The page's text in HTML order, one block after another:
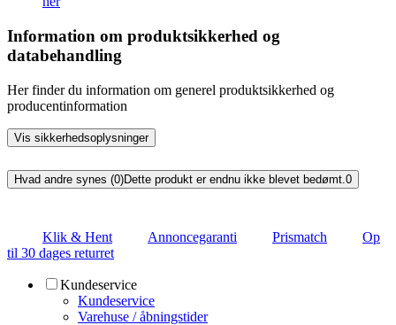
Information om produktsikkerhed og
databehandling
Her finder du information om generel produktsikkerhed og
producentinformation
Vis sikkerhedsoplysninger
Hvad andre synes (0)Dette produkt er endnu ikke blevet bedømt. 0
Klik & Hent Annoncegaranti Prismatch
Op
til 30 dages returret
Kundeservice
Kundeservice
Varehuse / åbningstider